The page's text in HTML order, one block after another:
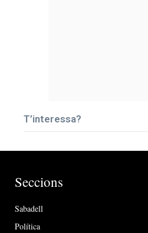
T’interessa?
Seccions
Sabadell
Política